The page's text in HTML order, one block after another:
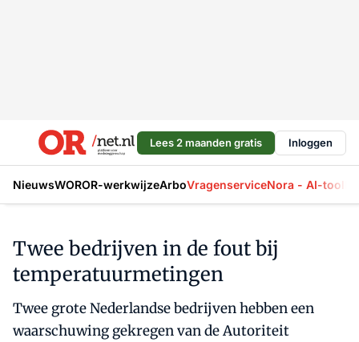
Lees 2 maanden gratis Inloggen
NieuwsWOROR-werkwijzeArboVragenserviceNora - AI-tool
Twee bedrijven in de fout bij
temperatuurmetingen
Twee grote Nederlandse bedrijven hebben een
waarschuwing gekregen van de Autoriteit